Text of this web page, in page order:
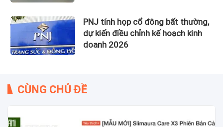
PNJ tính họp cổ đông bất thường,
dự kiến điều chỉnh kế hoạch kinh
doanh 2026
CÙNG CHỦ ĐỀ